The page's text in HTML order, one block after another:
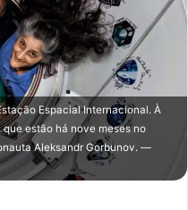
Espacial Internacional. À
estão há nove meses no
Aleksandr Gorbunov. —